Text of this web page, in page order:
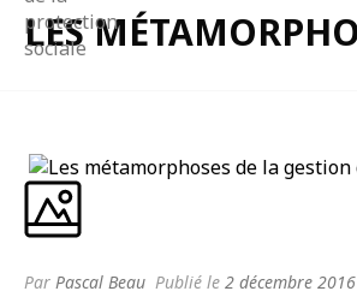
LES
Par Pascal Beau Publié le 2 décembre 2016